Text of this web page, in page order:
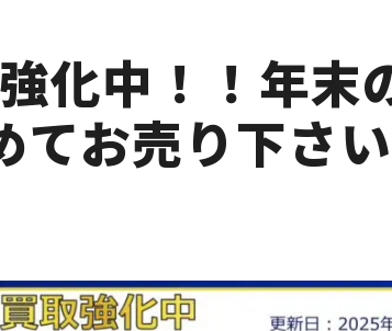
化中！！年末
てお売り下さ